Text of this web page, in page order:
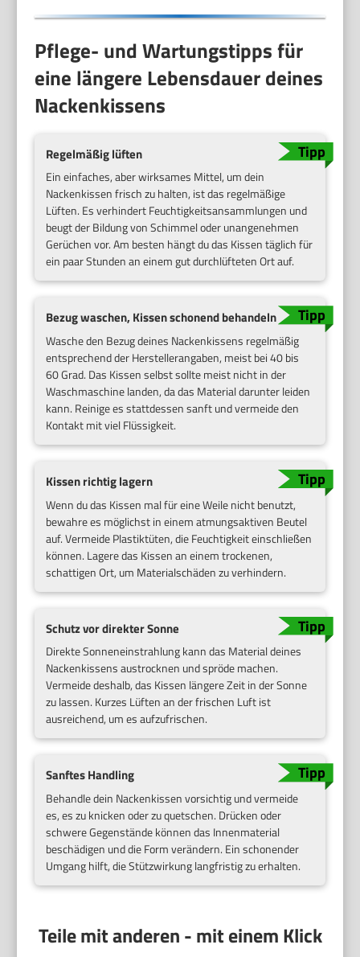
Pflege- und Wartungstipps für
eine längere Lebensdauer deines
Nackenkissens
Regelmäßig lüften
Ein einfaches, aber wirksames Mittel, um dein
Nackenkissen frisch zu halten, ist das regelmäßige
Lüften. Es verhindert Feuchtigkeitsansammlungen und
beugt der Bildung von Schimmel oder unangenehmen
Gerüchen vor. Am besten hängt du das Kissen täglich für
ein paar Stunden an einem gut durchlüfteten Ort auf.
Bezug waschen, Kissen schonend behandeln
Wasche den Bezug deines Nackenkissens regelmäßig
entsprechend der Herstellerangaben, meist bei 40 bis
60 Grad. Das Kissen selbst sollte meist nicht in der
Waschmaschine landen, da das Material darunter leiden
kann. Reinige es stattdessen sanft und vermeide den
Kontakt mit viel Flüssigkeit.
Kissen richtig lagern
Wenn du das Kissen mal für eine Weile nicht benutzt,
bewahre es möglichst in einem atmungsaktiven Beutel
auf. Vermeide Plastiktüten, die Feuchtigkeit einschließen
können. Lagere das Kissen an einem trockenen,
schattigen Ort, um Materialschäden zu verhindern.
Schutz vor direkter Sonne
Direkte Sonneneinstrahlung kann das Material deines
Nackenkissens austrocknen und spröde machen.
Vermeide deshalb, das Kissen längere Zeit in der Sonne
zu lassen. Kurzes Lüften an der frischen Luft ist
ausreichend, um es aufzufrischen.
Sanftes Handling
Behandle dein Nackenkissen vorsichtig und vermeide
es, es zu knicken oder zu quetschen. Drücken oder
schwere Gegenstände können das Innenmaterial
beschädigen und die Form verändern. Ein schonender
Umgang hilft, die Stützwirkung langfristig zu erhalten.